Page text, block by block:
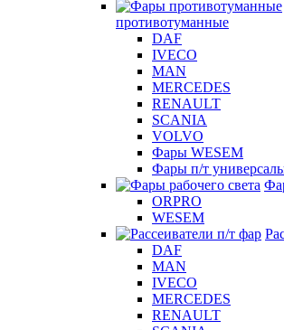
противотуманные
DAF
IVECO
MAN
MERCEDES
RENAULT
SCANIA
VOLVO
Фары WESEM
Фары п/т
ORPRO
WESEM
DAF
MAN
IVECO
MERCEDES
RENAULT